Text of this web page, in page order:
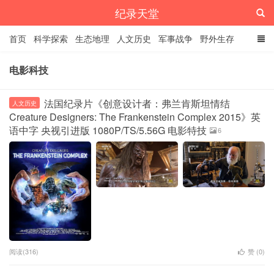
纪录天堂
首页 科学探索 生态地理 人文历史 军事战争 野外生存
经典纪录
电影科技
人文历史
法国纪录片《创意设计者：弗兰肯斯坦情结
Creature Designers: The Frankenstein Complex 2015》英
语中字 央视引进版 1080P/TS/5.56G 电影特技
6
阅读(316) 赞 (0)